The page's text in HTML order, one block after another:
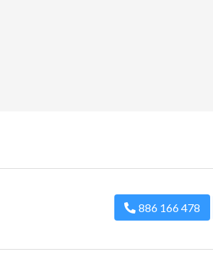
886 166 478